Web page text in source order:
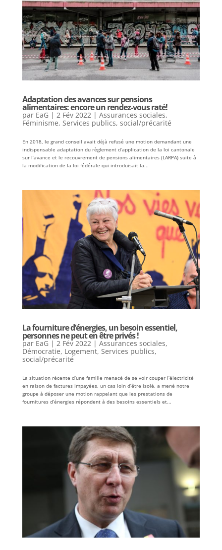
Adaptation des avances sur pensions
alimentaires: encore un rendez-vous raté!
par EaG | 2 Fév 2022 | Assurances sociales,
Féminisme, Services publics, social/précarité
En 2018, le grand conseil avait déjà refusé une motion demandant une
indispensable adaptation du règlement d’application de la loi cantonale
sur l’avance et le recouvrement de pensions alimentaires (LARPA) suite à
la modification de la loi fédérale qui introduisait la...
La fourniture d’énergies, un besoin essentiel,
personnes ne peut en être privés !
par EaG | 2 Fév 2022 | Assurances sociales,
Démocratie, Logement, Services publics,
social/précarité
La situation récente d’une famille menacé de se voir couper l’électricité
en raison de factures impayées, un cas loin d’être isolé, a mené notre
groupe à déposer une motion rappelant que les prestations de
fournitures d’énergies répondent à des besoins essentiels et...